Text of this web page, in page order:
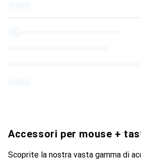
Accessori per mouse +
Scoprite la nostra vasta gamma di